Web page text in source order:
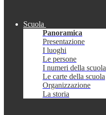
Scuola
Panoramica
Presentazione
I luoghi
Le persone
I numeri della scuola
Le carte della scuola
Organizzazione
La storia